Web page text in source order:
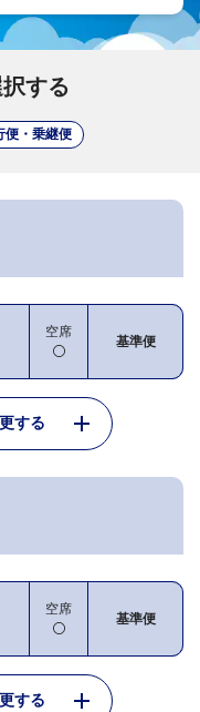
する
便・乗継便
空席
基準便
する
空席
基準便
する